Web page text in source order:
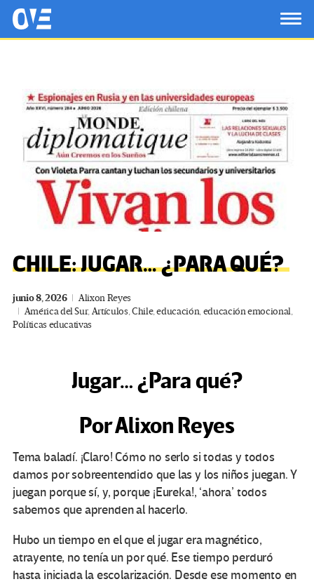
Saltar al contenido principal
OtrasVocesenEducacion.org
CHILE: JUGAR… ¿PARA QUÉ?
junio 8, 2026
Alixon Reyes
América del Sur,Artículos,Chile,educación,educación emocional,
Políticas educativas
Jugar… ¿Para qué?
Por Alixon Reyes
Tema baladí. ¡Claro! Cómo no serlo si todas y todos
damos por sobreentendido que las y los niños juegan. Y
juegan porque sí, y, porque ¡Eureka!, ‘ahora’ todos
sabemos que aprenden al hacerlo.
Hubo un tiempo en el que el jugar era magnético,
atrayente, no tenía un por qué. Ese tiempo perduró
hasta iniciada la escolarización. Desde ese momento en